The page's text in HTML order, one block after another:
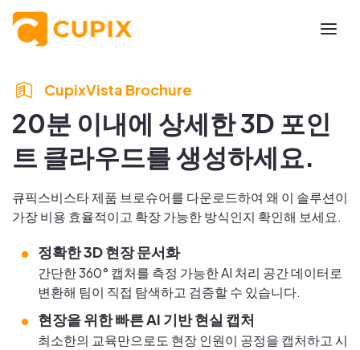
CupixVista Brochure
20분 이내에 상세한 3D 포인
트 클라우드를 생성하세요.
큐픽스비스타 제품 브로슈어를 다운로드하여 왜 이 솔루션이
가장 비용 효율적이고 확장 가능한 방식인지 확인해 보세요.
정확한 3D 현장 문서화
간단한 360° 캡처를 측정 가능한 AI 처리 공간 데이터로
변환해 팀이 직접 탐색하고 검증할 수 있습니다.
현장을 위한 빠른 AI 기반 현실 캡처
최소한의 교육만으로도 현장 인원이 공정을 캡처하고 시